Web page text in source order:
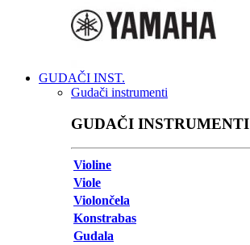
GUDAČI INST.
Gudači instrumenti
GUDAČI INSTRUMENTI
Violine
Viole
Violončela
Konstrabas
Gudala